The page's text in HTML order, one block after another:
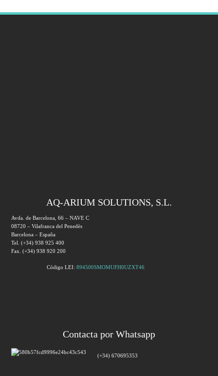
AQ-ARIUM SOLUTIONS, S.L.
Avda. de Barcelona, 66 – NAVE C
08720 – Vilafranca del Penedès
Barcelona – España
Tel. (+34) 938 925 400
Fax. (+34) 938 920 200
Código LEI: 894500SMOMUFH0UZXT46
Contacta por Whatsapp
(+34) 670695353